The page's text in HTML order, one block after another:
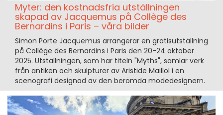
Myter: den kostnadsfria utställningen
skapad av Jacquemus på Collège des
Bernardins i Paris – våra bilder
Simon Porte Jacquemus arrangerar en gratisutställning
på Collège des Bernardins i Paris den 20-24 oktober
2025. Utställningen, som har titeln "Myths", samlar verk
från antiken och skulpturer av Aristide Maillol i en
scenografi designad av den berömda modedesignern.